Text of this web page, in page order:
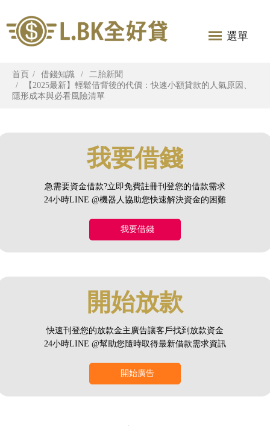
選單
首頁 借錢知識
二胎新聞
【2025最新】輕鬆借背後的代價：快速小額貸款的人氣原因、
隱形成本與必看風險清單
我要借錢
急需要資金借款?立即免費註冊刊登您的借款需求
24小時LINE @機器人協助您快速解決資金的困難
我要借錢
開始放款
快速刊登您的放款金主廣告讓客戶找到放款資金
24小時LINE @幫助您隨時取得最新借款需求資訊
開始廣告